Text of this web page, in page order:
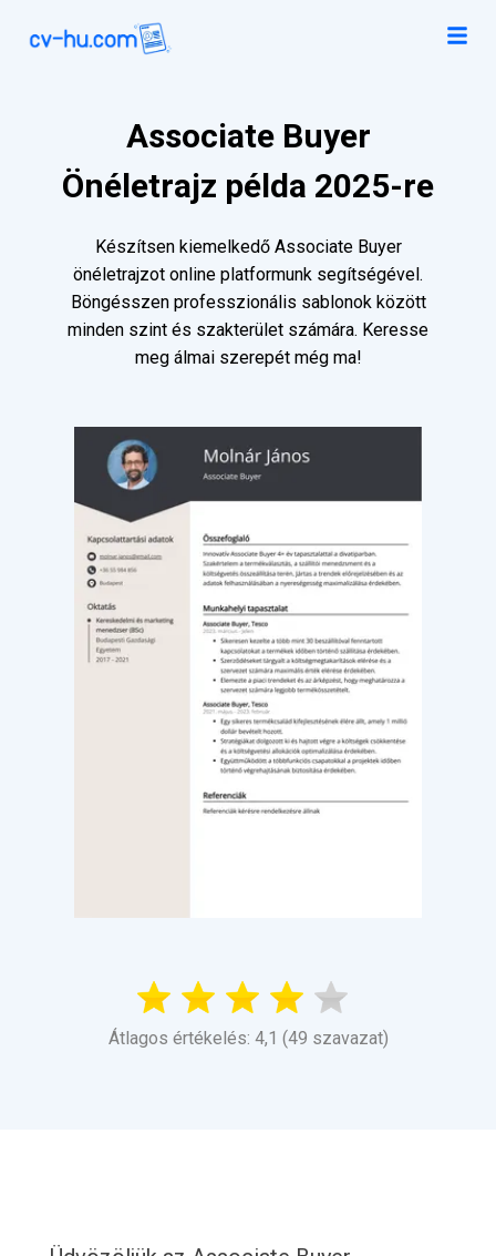
Associate Buyer
Önéletrajz példa 2025-re
Készítsen kiemelkedő Associate Buyer
önéletrajzot online platformunk segítségével.
Böngésszen professzionális sablonok között
minden szint és szakterület számára. Keresse
meg álmai szerepét még ma!
Átlagos értékelés: 4,1 (49 szavazat)